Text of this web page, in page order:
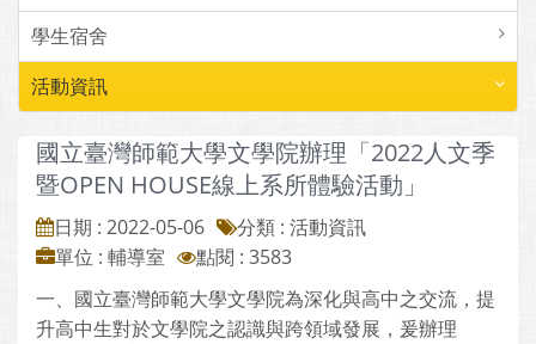
學生宿舍
活動資訊
國立臺灣師範大學文學院辦理「2022人文季
暨OPEN HOUSE線上系所體驗活動」
日期 : 2022-05-06
分類 : 活動資訊
單位 : 輔導室
點閱 : 3583
一、國立臺灣師範大學文學院為深化與高中之交流，提
升高中生對於文學院之認識與跨領域發展，爰辦理